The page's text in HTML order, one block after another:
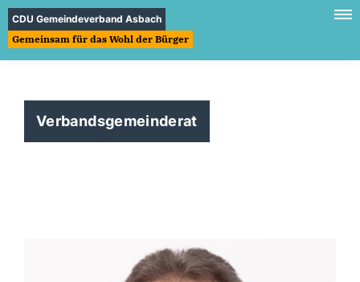
CDU Gemeindeverband Asbach
Gemeinsam für das Wohl der Bürger
Verbandsgemeinderat